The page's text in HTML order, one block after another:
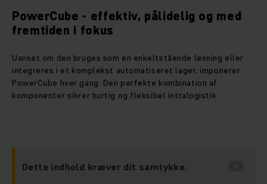
PowerCube - effektiv, pålidelig og med
fremtiden i fokus
Uanset om den bruges som en enkeltstående løsning eller
integreres i et komplekst automatiseret lager, imponerer
PowerCube hver gang. Den perfekte kombination af
komponenter sikrer hurtig og fleksibel intralogistik.
Dette indhold kræver dit samtykke.